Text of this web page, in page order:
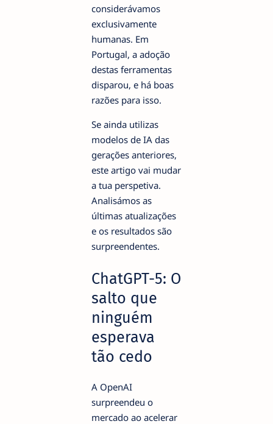
considerávamos
exclusivamente
humanas. Em
Portugal, a adoção
destas ferramentas
disparou, e há boas
razões para isso.
Se ainda utilizas
modelos de IA das
gerações anteriores,
este artigo vai mudar
a tua perspetiva.
Analisámos as
últimas atualizações
e os resultados são
surpreendentes.
ChatGPT-5: O
salto que
ninguém
esperava
tão cedo
A OpenAI
surpreendeu o
mercado ao acelerar